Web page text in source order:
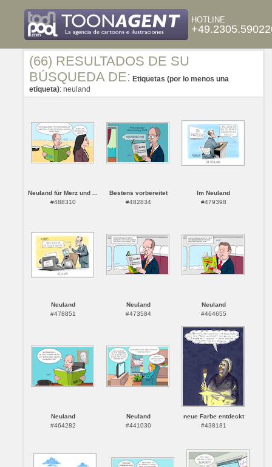
HOTLINE
(66) RESULTADOS DE SU
BÚSQUEDA DE: Etiquetas (por lo menos una
etiqueta): neuland
Neuland für Merz und ...
#488310
Bestens vorbereitet
#482834
Im Neuland
#479398
Neuland
#478851
Neuland
#473584
Neuland
#464655
Neuland
#464282
Neuland
#441030
neue Farbe entdeckt
#438181